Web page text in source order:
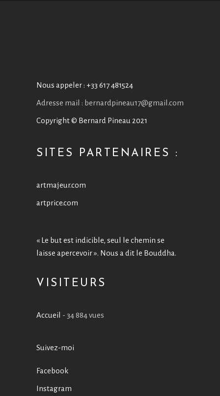
Nous appeler : +33 617 481524
Adresse mail : bernardpineau17@gmail.com
Copyright © Bernard Pineau 2021
SITES PARTENAIRES :
artmajeur.com
artprice.com
« Le but est indicible, seul le chemin se
laisse apercevoir ». Nous a dit le Bouddha.
VISITEURS
Accueil - 34 884 vues
Suivez-moi
Facebook
Instagram